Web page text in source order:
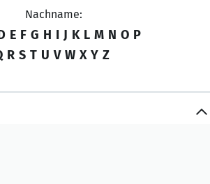
Nachname:
E F G H I J K L M N O P
R S T U V W X Y Z